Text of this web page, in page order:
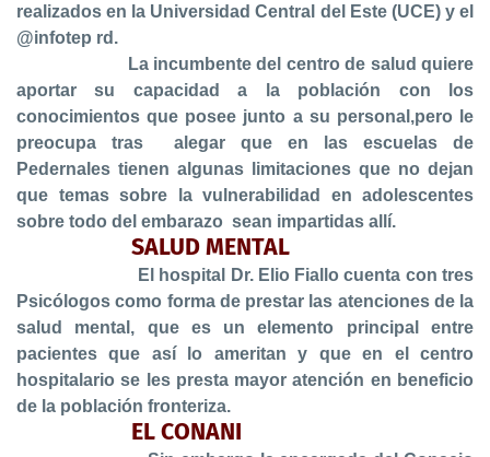
realizados en la Universidad Central del Este (UCE) y el
@infotep rd.
La incumbente del centro de salud quiere
aportar su capacidad a la población con los
conocimientos que posee junto a su personal,pero le
preocupa tras alegar que en las escuelas de
Pedernales tienen algunas limitaciones que no dejan
que temas sobre la vulnerabilidad en adolescentes
sobre todo del embarazo sean impartidas allí.
SALUD MENTAL
El hospital Dr. Elio Fiallo cuenta con tres
Psicólogos como forma de prestar las atenciones de la
salud mental, que es un elemento principal entre
pacientes que así lo ameritan y que en el centro
hospitalario se les presta mayor atención en beneficio
de la población fronteriza.
EL CONANI